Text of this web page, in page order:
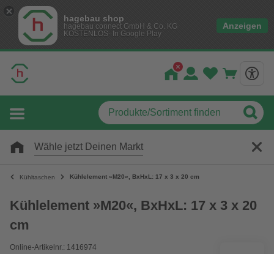
hagebau shop
hagebau connect GmbH & Co. KG
KOSTENLOS- In Google Play
Anzeigen
Wähle jetzt Deinen Markt
Kühltaschen Kühlelement »M20«, BxHxL: 17 x 3 x 20 cm
Kühlelement »M20«, BxHxL: 17 x 3 x 20
cm
Online-Artikelnr.: 1416974